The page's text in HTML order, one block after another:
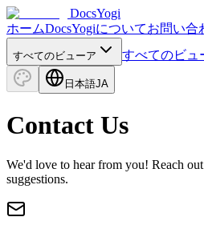
DocsYogi
ホームDocsYogiについてお問い合
すべてのビューア すべてのビュ
日本語JA
Contact Us
We'd love to hear from you! Reach
suggestions.